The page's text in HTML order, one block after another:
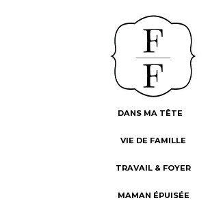
DANS MA TÊTE
VIE DE FAMILLE
TRAVAIL & FOYER
MAMAN ÉPUISÉE